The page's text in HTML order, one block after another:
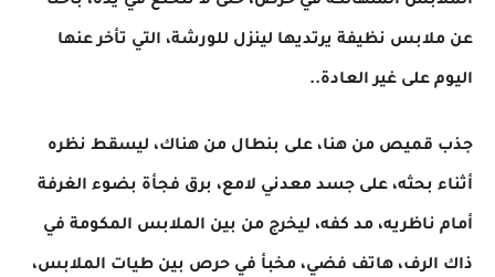
عن ملابس نظيفة يرتديها لينزل للورشة، التي تأخر عنها
اليوم على غير العادة..
جذب قميص من هنا، على بنطال من هناك، ليسقط نظره
أثناء بحثه، على جسد معدني لامع، برق فجأة بضوء الغرفة
أمام ناظريه، مد كفه، ليخرج من بين الملابس المكومة في
ذاك الرف، هاتف فضي، مخبأ في حرص بين طيات الملابس،